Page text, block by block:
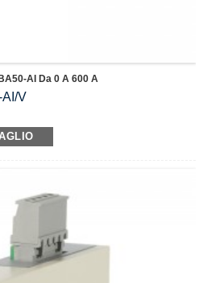
AI Da 0 A 600 A
V
1-5 V/0-20 mA/4-20 mA